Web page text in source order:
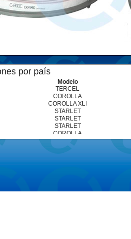
por país
Modelo
TERCEL
COROLLA
COROLLA XLI
STARLET
STARLET
STARLET
COROLLA
STARLET
STARLET